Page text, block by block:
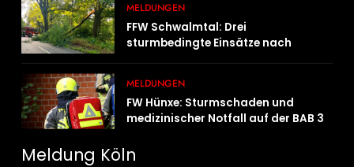
MELDUNGEN
FFW Schwalmtal: Drei
sturmbedingte Einsätze nach
MELDUNGEN
FW Hünxe: Sturmschaden und
medizinischer Notfall auf der BAB 3
Meldung Köln